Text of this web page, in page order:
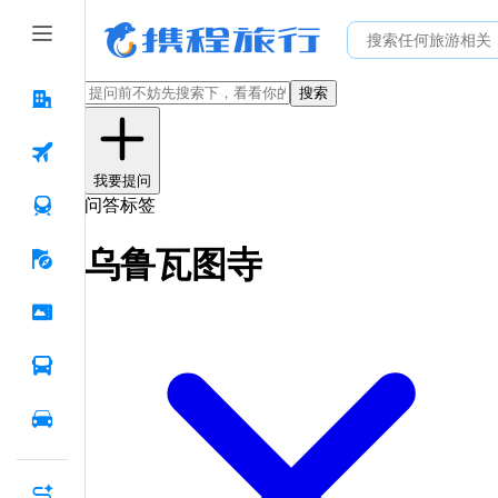
搜索
我要提问
问答标签
乌鲁瓦图寺